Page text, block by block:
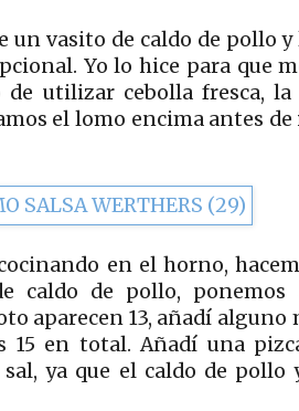
un vasito de caldo de pollo
Yo lo hice para que
de utilizar cebolla fresca,
el lomo encima antes
en el horno,
caldo de pollo,
aparecen 13, añadí alguno
15 en total. Añadí una
ya que el caldo de pollo